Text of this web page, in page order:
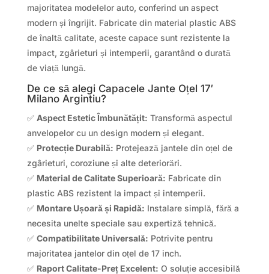
majoritatea modelelor auto, conferind un aspect
modern și îngrijit. Fabricate din material plastic ABS
de înaltă calitate, aceste capace sunt rezistente la
impact, zgârieturi și intemperii, garantând o durată
de viață lungă.
De ce să alegi Capacele Jante Oțel 17′
Milano Argintiu?
✅ Aspect Estetic Îmbunătățit: Transformă aspectul
anvelopelor cu un design modern și elegant.
✅ Protecție Durabilă: Protejează jantele din oțel de
zgârieturi, coroziune și alte deteriorări.
✅ Material de Calitate Superioară: Fabricate din
plastic ABS rezistent la impact și intemperii.
✅ Montare Ușoară și Rapidă: Instalare simplă, fără a
necesita unelte speciale sau expertiză tehnică.
✅ Compatibilitate Universală: Potrivite pentru
majoritatea jantelor din oțel de 17 inch.
✅ Raport Calitate-Preț Excelent: O soluție accesibilă